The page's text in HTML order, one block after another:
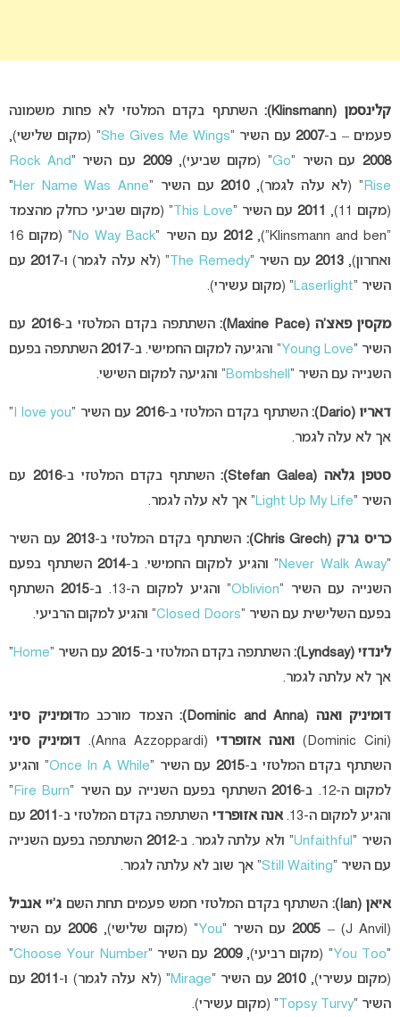
קלינסמן(Klinsmann):
השתתף בקדם המלטזי לא פחות משמונה
פעמים – ב-2007עם השיר “She Gives Me Wings” (מקום שלישי),
2008 עם השיר “Go” (מקום שביעי),2009 עם השיר “Rock And
Rise” (לא עלה לגמר),2010עם השיר “Her Name Was Anne
”
(מקום 11),
2011 עם השיר “This Love ” (מקום שביעי כחלק מהצמד
“Klinsmann and ben”),
2012 עם השיר “No Way Back
” (מקום 16
ואחרון),2013 עם השיר “The Remedy ” (לא עלה לגמר) ו-2017עם
השיר “Laserlight” (מקום עשירי).
מקסין פאצ’ה (Maxine Pace): השתתפה בקדם המלטזי ב-2016 עם
השיר “Young Love” והגיעה למקום החמישי. ב-2017 השתתפה בפעם
השנייה עם השיר “Bombshell” והגיעה למקום השישי.
דאריו (Dario): השתתף בקדם המלטזי ב-2016 עם השיר “I love you
”
אך לא עלה לגמר.
סטפן גלאה (Stefan Galea): השתתף בקדם המלטזי ב-2016 עם
השיר “Light Up My Life” אך לא עלה לגמר.
כריס גרק (Chris Grech): השתתף בקדם המלטזי ב-2013 עם השיר
“
Never Walk Away” והגיע למקום החמישי. ב-2014 השתתף בפעם
השנייה עם השיר “Oblivion” והגיע למקום ה-13. ב- 2015 השתתף
בפעם השלישית עם השיר “Closed Doors” והגיע למקום הרביעי.
לינדזי (Lyndsay): השתתפה בקדם המלטזי ב-2015 עם השיר “Home
”
אך לא עלתה לגמר.
דומיניק ואנה (Dominic and Anna): הצמד מורכב מדומיניק סיני
(Dominic Cini)
ואנה אזופרדי (Anna Azzoppardi).
דומיניק סיני
השתתף בקדם המלטזי ב-2015 עם השיר “Once In A While” והגיע
למקום ה-12. ב-
2016השתתף בפעם השנייה עם השיר “Fire Burn
”
והגיע למקום ה-13.
אנה אזופרדי השתתפה בקדם המלטזי ב-2011עם
השיר “Unfaithful” ולא עלתה לגמר. ב-2012 השתתפה בפעם השנייה
עם השיר “Still Waiting” אך שוב לא עלתה לגמר.
איאן (Ian): השתתף בקדם המלטזי חמש פעמים תחת השםג’יי אנביל
(J Anvil) –
2005עם השיר “You” (מקום שלישי),2006עם השיר
“
You Too” (מקום רביעי),2009 עם השיר “Choose Your Number
”
(מקום עשירי),2010עם השיר “Mirage” (לא עלה לגמר) ו-2011עם
השיר “Topsy Turvy ” (מקום עשירי).